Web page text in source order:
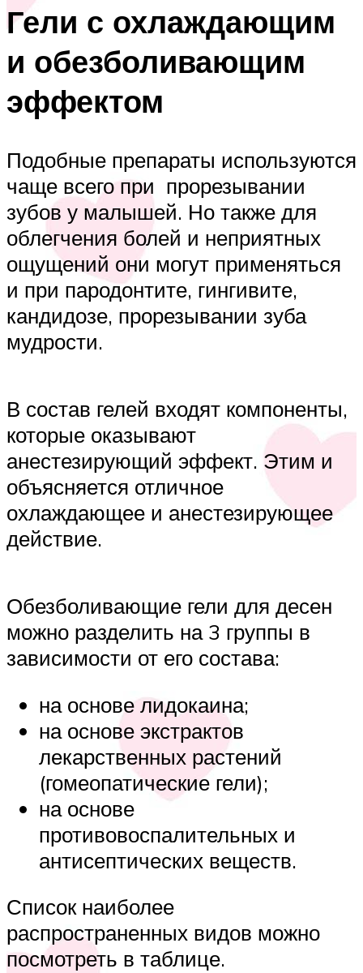
Гели с охлаждающим
и обезболивающим
эффектом
Подобные препараты используются
чаще всего при прорезывании
зубов у малышей. Но также для
облегчения болей и неприятных
ощущений они могут применяться
и при пародонтите, гингивите,
кандидозе, прорезывании зуба
мудрости.
В состав гелей входят компоненты,
которые оказывают
анестезирующий эффект. Этим и
объясняется отличное
охлаждающее и анестезирующее
действие.
Обезболивающие гели для десен
можно разделить на 3 группы в
зависимости от его состава:
на основе лидокаина;
на основе экстрактов
лекарственных растений
(гомеопатические гели);
на основе
противовоспалительных и
антисептических веществ.
Список наиболее
распространенных видов можно
посмотреть в таблице.